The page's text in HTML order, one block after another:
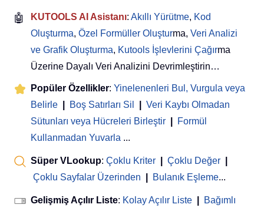
🤖 KUTOOLS AI Asistanı: Akıllı Yürütme, Kod
Oluşturma, Özel Formüller Oluşturma, Veri Analizi
ve Grafik Oluşturma, Kutools İşlevlerini Çağırma
Üzerine Dayalı Veri Analizini Devrimleştirin…
Popüler Özellikler: Yinelenenleri Bul, Vurgula veya
Belirle
Boş Satırları Sil
Veri Kaybı Olmadan
Sütunları veya Hücreleri Birleştir
Formül
Kullanmadan Yuvarla ...
Süper VLookup: Çoklu Kriter Çoklu Değer
Çoklu Sayfalar Üzerinden
Bulanık Eşleme...
Gelişmiş Açılır Liste: Kolay Açılır Liste
Bağımlı